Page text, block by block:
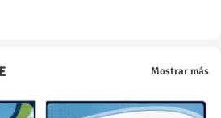
Mostrar más